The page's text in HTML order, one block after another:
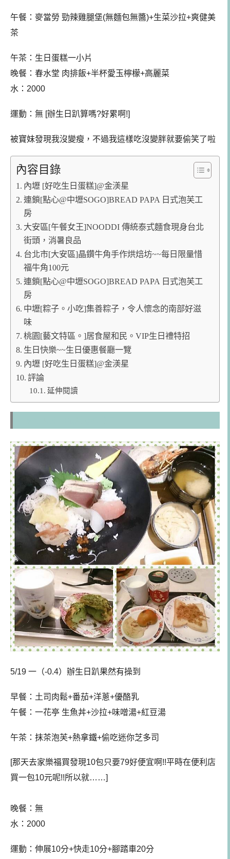
午餐 ： 麥當勞 勁辣雞腿堡(無麵包無醬)+生菜沙拉+爽健美
茶
午茶 ： 生日蛋糕一小片
晚餐：春水堂 肉排飯+半杯愛玉檸檬+高麗菜
水：2000
運動：無 [辦生日趴算嗎?好累啊!]
被寶妹發現我沒變瘦，不過我這樣吃沒變胖就要偷笑了啦
內容目錄
內壢 [好吃生日蛋糕]@金渼星
連鎖[點心@中壢SOGO]BREAD PAPA 日式泡芙工
房
大安區[午餐女王]NOODDI 傳統泰式麵食現身台北
街頭，消暑良品
台北市[大安區]晶鑽牛角手作烘焙坊~~每日限量惜
福牛角100元
連鎖[點心@中壢SOGO]BREAD PAPA 日式泡芙工
房
中壢[粽子。小吃]集善粽子，令人懷念的南部好滋
味
桃園[藝文特區。]居食屋和民。VIP生日禮特招
生日快樂~~生日優惠餐廳一覽
內壢 [好吃生日蛋糕]@金渼星
評論
延伸閱讀
5/19 一（-0.4）辦生日趴果然有操到
早餐： 土司肉鬆+番茄+洋蔥+優酪乳
午餐： 一花亭 生魚丼+沙拉+味噌湯+紅豆湯
午茶 ： 抹茶泡芙+熱拿鐵+偷吃迷你芝多司
[那天去家樂福買發現10包只要79好便宜啊!!平時在便利店
買一包10元呢!!所以就……]
晚餐： 無
水：2000
運動： 伸展10分+快走10分+腳踏車20分